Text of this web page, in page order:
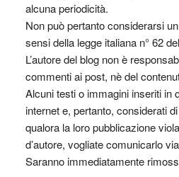
alcuna periodicità.
Non può pertanto considerarsi
sensi della legge italiana n° 62
L’autore del blog non è
commenti ai post, nè del
Alcuni testi o immagini inseriti in
internet e, pertanto, considerati
qualora la loro pubblicazione
d’autore, vogliate comunicarlo
Saranno immediatamente